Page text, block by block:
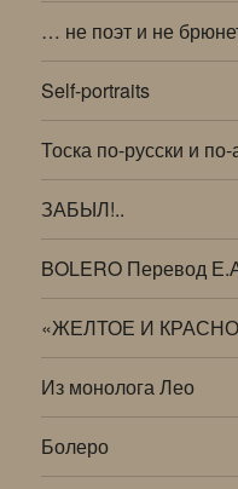
… не поэт и не
Self-portraits
Тоска по-русски и по-
ЗАБЫЛ!..
BOLERO Перевод
«ЖЕЛТОЕ И
Из монолога Лео
Болеро